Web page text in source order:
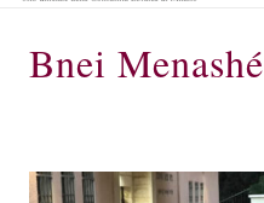
Bnei Menashé